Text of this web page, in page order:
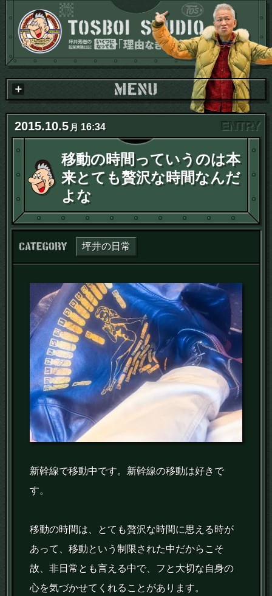
2015.10.5 月 16:34
移動の時間っていうのは本
来とても贅沢な時間なんだ
よな
カテゴリー：
坪井の日常
新幹線で移動中です。新幹線の移動は好きで
す。
移動の時間は、とても贅沢な時間に思える時が
あって、移動という制限された中だからこそ
故、非日常とも言える中で、フと大切な自身の
心を気づかせてくれることがあります。